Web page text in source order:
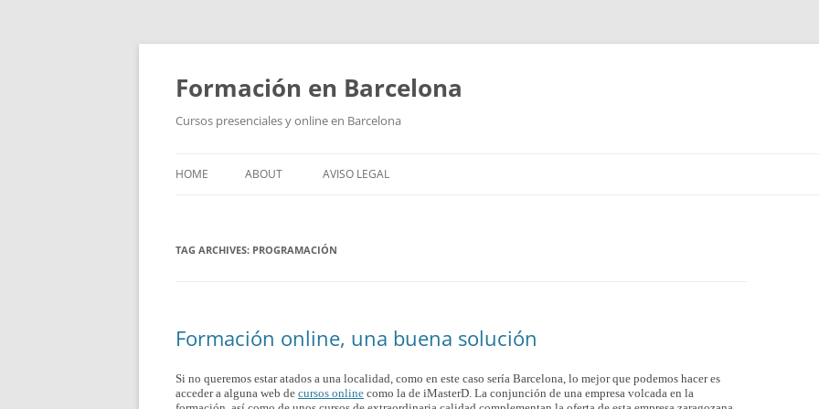
Skip
Formación en Barcelona
Cursos presenciales y online en Barcelona
HOME ABOUT AVISO LEGAL
TAG ARCHIVES: PROGRAMACIÓN
Formación online, una buena solución
Si no queremos estar atados a una localidad, como en este caso sería Barcelona, lo mejor que podemos hacer es
acceder a alguna web de cursos online como la de iMasterD. La conjunción de una empresa volcada en la